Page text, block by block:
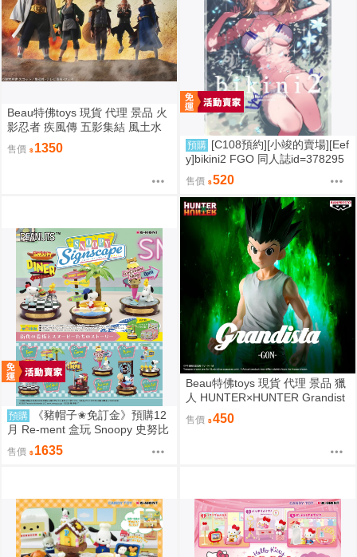
Beau特佛toys 現貨 代理 景品 火
影忍者 疾風傳 五影集結 風土水
影 我愛羅 大野木 照美冥 0302
售價 1350 預購 [C108預約][小竣的賣場][Eef
y]bikini2 FGO 同人誌id=378295
售價 520
預購
《豬帽子✬免訂金》預購12
月 Re-ment 盒玩 Snoopy 史努比
街角招牌場景 中盒6入 0816
售價 1635
Beau特佛toys 現貨 代理 景品 獵
人 HUNTER×HUNTER Grandist
a 小傑 0206
售價 450